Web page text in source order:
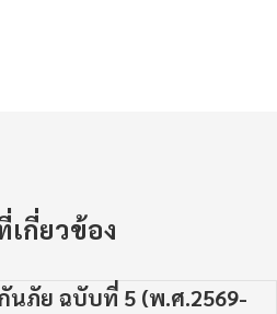
เกี่ยวข้อง
ภัย ฉบับที่ 5 (พ.ศ.2569-